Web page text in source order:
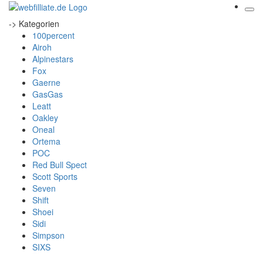
-> Kategorien
100percent
Airoh
Alpinestars
Fox
Gaerne
GasGas
Leatt
Oakley
Oneal
Ortema
POC
Red Bull Spect
Scott Sports
Seven
Shift
Shoei
Sidi
Simpson
SIXS